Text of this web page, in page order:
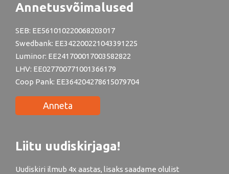
Annetusvõimalused
SEB: EE561010220068203017
Swedbank: EE342200221043391225
Luminor: EE241700017003582822
LHV: EE027700771001366179
Coop Pank: EE364204278615079704
Anneta
Liitu uudiskirjaga!
Uudiskiri ilmub 4x aastas, lisaks saadame olulist